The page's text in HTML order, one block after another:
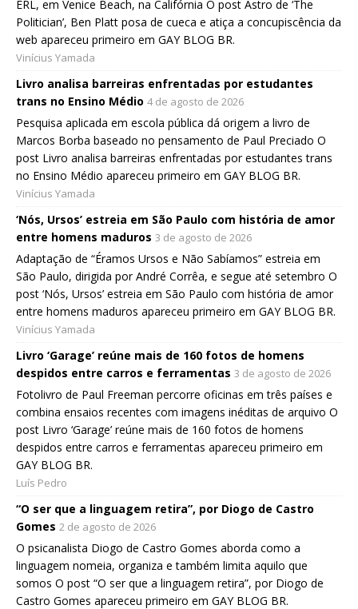
ERL, em Venice Beach, na Califórnia O post Astro de ‘The
Politician’, Ben Platt posa de cueca e atiça a concupiscência da
web apareceu primeiro em GAY BLOG BR.
Vinícius Yamada
Livro analisa barreiras enfrentadas por estudantes
trans no Ensino Médio 4 de agosto de 2026
Pesquisa aplicada em escola pública dá origem a livro de
Marcos Borba baseado no pensamento de Paul Preciado O
post Livro analisa barreiras enfrentadas por estudantes trans
no Ensino Médio apareceu primeiro em GAY BLOG BR.
Vinícius Yamada
‘Nós, Ursos’ estreia em São Paulo com história de amor
entre homens maduros 3 de agosto de 2026
Adaptação de “Éramos Ursos e Não Sabíamos” estreia em
São Paulo, dirigida por André Corrêa, e segue até setembro O
post ‘Nós, Ursos’ estreia em São Paulo com história de amor
entre homens maduros apareceu primeiro em GAY BLOG BR.
Vinícius Yamada
Livro ‘Garage’ reúne mais de 160 fotos de homens
despidos entre carros e ferramentas 3 de agosto de 2026
Fotolivro de Paul Freeman percorre oficinas em três países e
combina ensaios recentes com imagens inéditas de arquivo O
post Livro ‘Garage’ reúne mais de 160 fotos de homens
despidos entre carros e ferramentas apareceu primeiro em
GAY BLOG BR.
Luís Pedro
“O ser que a linguagem retira”, por Diogo de Castro
Gomes 2 de agosto de 2026
O psicanalista Diogo de Castro Gomes aborda como a
linguagem nomeia, organiza e também limita aquilo que
somos O post “O ser que a linguagem retira”, por Diogo de
Castro Gomes apareceu primeiro em GAY BLOG BR.